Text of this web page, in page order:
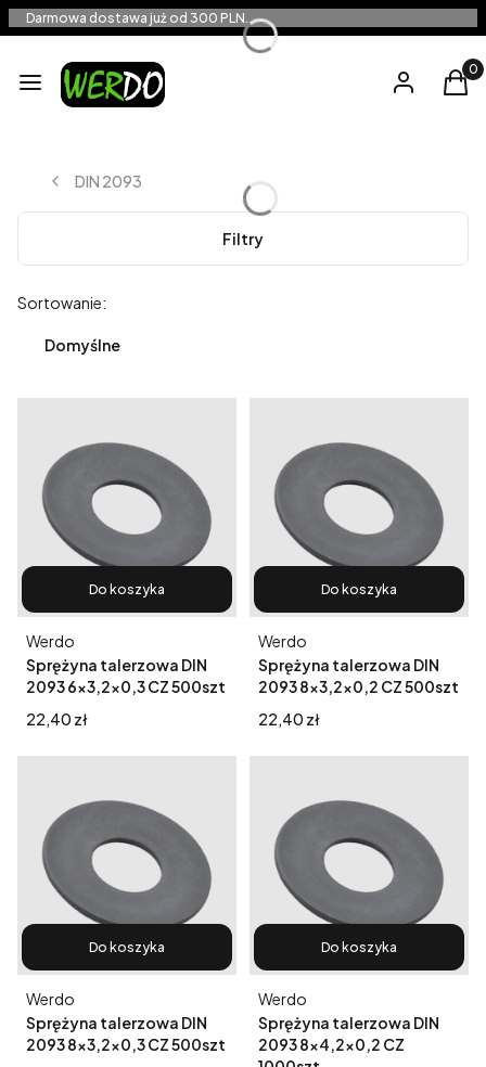
Darmowa dostawa już od 300 PLN.
Menu Zaloguj się
DIN 2093
Filtry
Lista produktów
Sortowanie:
Domyślne
Do koszyka
Sprężyna talerzowa DIN
2093 6x3,2x0,3 CZ 500szt
Producent
Werdo
Cena
22,40 zł
Do koszyka
Sprężyna talerzowa DIN
2093 8x3,2x0,2 CZ 500szt
Producent
Werdo
Cena
22,40 zł
Do koszyka
Sprężyna talerzowa DIN
2093 8x3,2x0,3 CZ 500szt
Producent
Werdo
Do koszyka
Sprężyna talerzowa DIN
2093 8x4,2x0,2 CZ
Producent
Werdo